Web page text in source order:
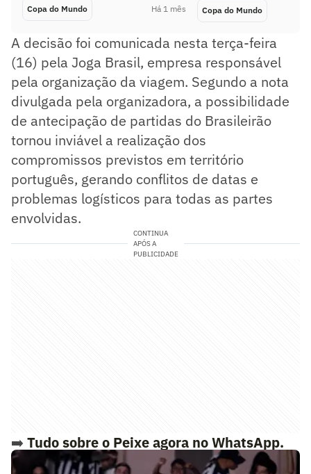
Copa do Mundo Há 1 mês Copa do Mundo
A decisão foi comunicada nesta terça-feira
(16) pela Joga Brasil, empresa responsável
pela organização da viagem. Segundo a nota
divulgada pela organizadora, a possibilidade
de antecipação de partidas do Brasileirão
tornou inviável a realização dos
compromissos previstos em território
português, gerando conflitos de datas e
problemas logísticos para todas as partes
envolvidas.
CONTINUA
APÓS A
PUBLICIDADE
➡️ Tudo sobre o Peixe agora no WhatsApp.
Siga o nosso novo canal Lance! Santos